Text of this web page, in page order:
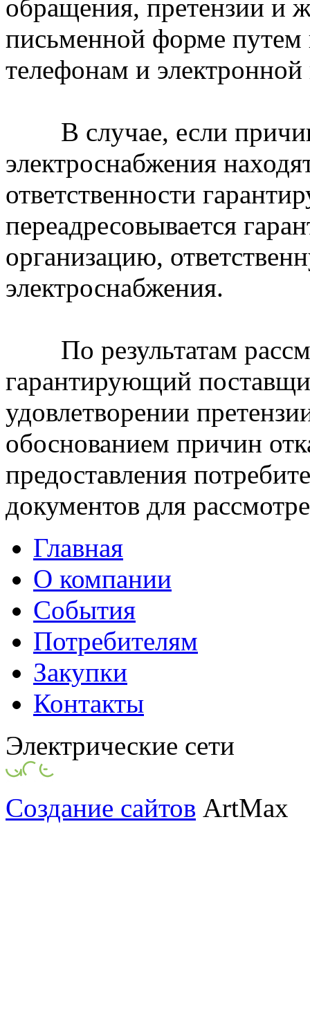
обращения, претензии
письменной форме путем
телефонам и электронной
В случае, если
электроснабжения
ответственности
переадресовывается
организацию,
электроснабжения.
По результатам
гарантирующий
удовлетворении
обоснованием причин
предоставления
документов для
Главная
О компании
События
Потребителям
Закупки
Контакты
Электрические сети
Создание сайтов ArtMax